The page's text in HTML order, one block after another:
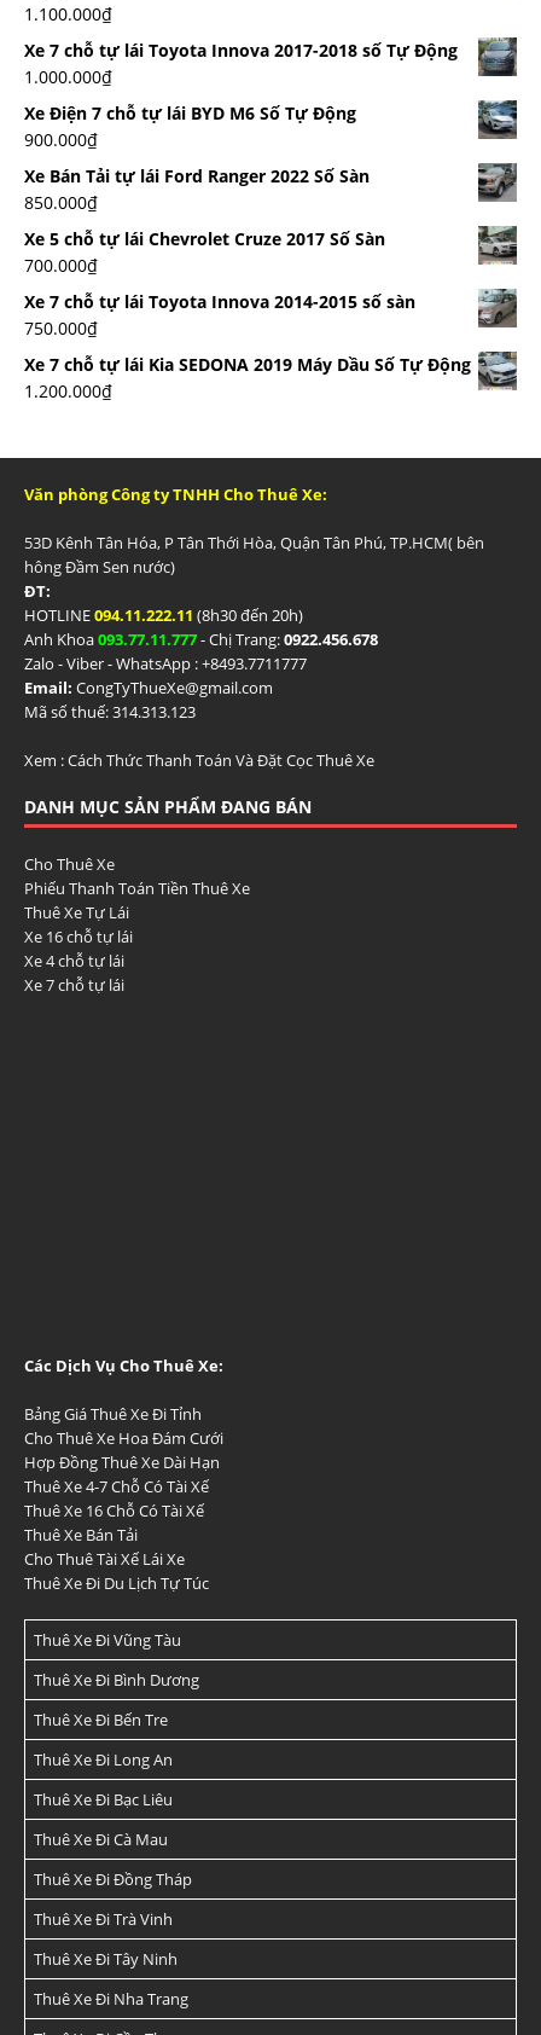
1.100.000₫
Xe 7 chỗ tự lái Toyota Innova 2017-2018 số Tự Động
1.000.000₫
Xe Điện 7 chỗ tự lái BYD M6 Số Tự Động
900.000₫
Xe Bán Tải tự lái Ford Ranger 2022 Số Sàn
850.000₫
Xe 5 chỗ tự lái Chevrolet Cruze 2017 Số Sàn
700.000₫
Xe 7 chỗ tự lái Toyota Innova 2014-2015 số sàn
750.000₫
Xe 7 chỗ tự lái Kia SEDONA 2019 Máy Dầu Số Tự Động
1.200.000₫
Văn phòng Công ty TNHH Cho Thuê Xe:
53D Kênh Tân Hóa, P Tân Thới Hòa, Quận Tân Phú, TP.HCM( bên
hông Đầm Sen nước)
ĐT:
HOTLINE094.11.222.11 (8h30 đến 20h)
Anh Khoa093.77.11.777- Chị Trang:0922.456.678
Zalo - Viber - WhatsApp : +8493.7711777
Email: CongTyThueXe@gmail.com
Mã số thuế: 314.313.123
Xem :Cách Thức Thanh Toán Và Đặt Cọc Thuê Xe
DANH MỤC SẢN PHẨM ĐANG BÁN
Cho Thuê Xe
Phiếu Thanh Toán Tiền Thuê Xe
Thuê Xe Tự Lái
Xe 16 chỗ tự lái
Xe 4 chỗ tự lái
Xe 7 chỗ tự lái
Các Dịch Vụ Cho Thuê Xe:
Bảng Giá Thuê Xe Đi Tỉnh
Cho Thuê Xe Hoa Đám Cưới
Hợp Đồng Thuê Xe Dài Hạn
Thuê Xe 4-7 Chỗ Có Tài Xế
Thuê Xe 16 Chỗ Có Tài Xế
Thuê Xe Bán Tải
Cho Thuê Tài Xế Lái Xe
Thuê Xe Đi Du Lịch Tự Túc
Thuê Xe Đi Vũng Tàu
Thuê Xe Đi Bình Dương
Thuê Xe Đi Bến Tre
Thuê Xe Đi Long An
Thuê Xe Đi Bạc Liêu
Thuê Xe Đi Cà Mau
Thuê Xe Đi Đồng Tháp
Thuê Xe Đi Trà Vinh
Thuê Xe Đi Tây Ninh
Thuê Xe Đi Nha Trang